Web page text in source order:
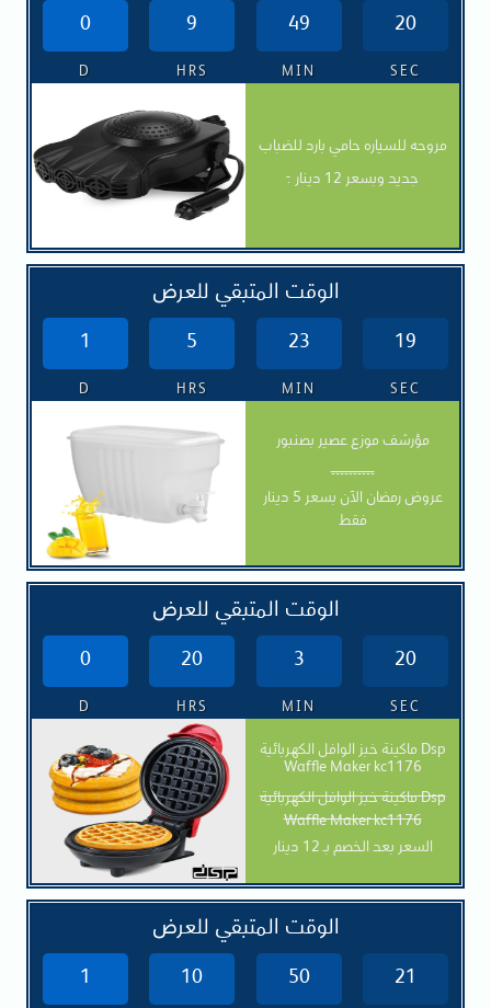
0 9 49 19
D HRS MIN SEC
مروحه للسياره حامي بارد للضباب
.
جديد وبسعر 12 دينار
الوقت المتبقي للعرض
1 5 23 18
D HRS MIN SEC
مؤرشف موزع عصير بصنبور
----------
عروض رمضان الآن بسعر 5 دينار
فقط
الوقت المتبقي للعرض
0 20 3 19
D HRS MIN SEC
ماكينة خبز الوافل الكهربائية Dsp
Waffle Maker kc1176
ماكينة خبز الوافل الكهربائية Dsp
Waffle Maker kc1176
السعر بعد الخصم بـ 12 دينار
الوقت المتبقي للعرض
1 10 50 20